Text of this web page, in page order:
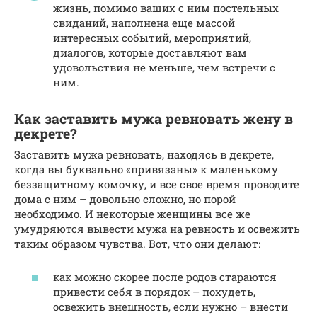
жизнь, помимо ваших с ним постельных
свиданий, наполнена еще массой
интересных событий, мероприятий,
диалогов, которые доставляют вам
удовольствия не меньше, чем встречи с
ним.
Как заставить мужа ревновать жену в
декрете?
Заставить мужа ревновать, находясь в декрете,
когда вы буквально «привязаны» к маленькому
беззащитному комочку, и все свое время проводите
дома с ним – довольно сложно, но порой
необходимо. И некоторые женщины все же
умудряются вывести мужа на ревность и освежить
таким образом чувства. Вот, что они делают:
как можно скорее после родов стараются
привести себя в порядок – похудеть,
освежить внешность, если нужно – внести